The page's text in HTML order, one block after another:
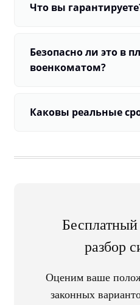
Что вы
Безопасно ли это в
военкоматом?
Каковы реальные
разбор
Оценим ваше
законных